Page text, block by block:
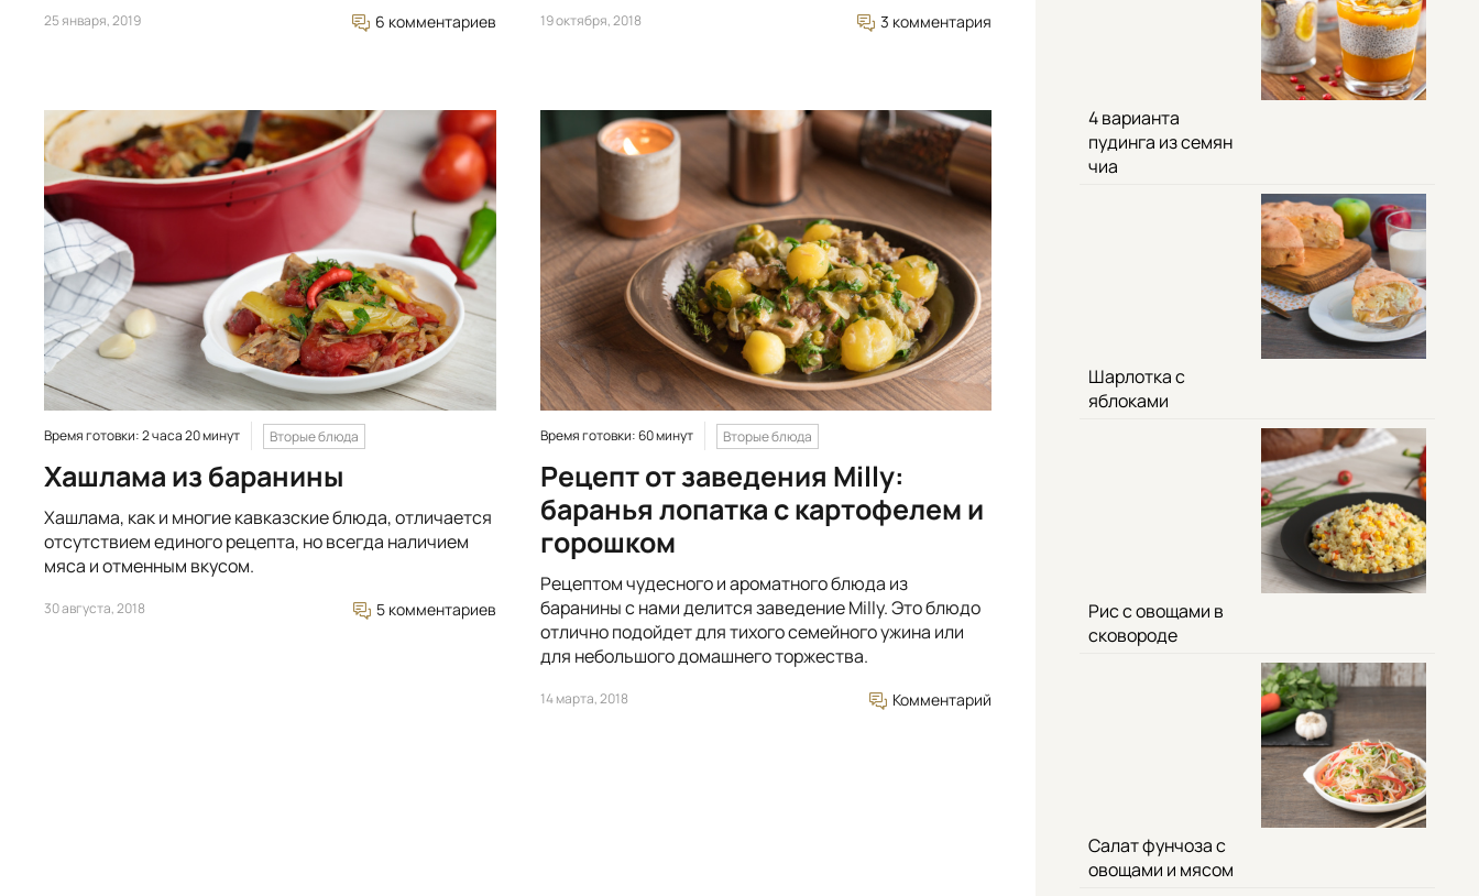
25 января, 2019 6 комментариев 19 октября, 2018 3 комментария
Время готовки: 2 часа 20 минут Вторые блюда
Хашлама из баранины
Хашлама, как и многие кавказские блюда, отличается
отсутствием единого рецепта, но всегда наличием
мяса и отменным вкусом.
30 августа, 2018 5 комментариев
Время готовки: 60 минут Вторые блюда
Рецепт от заведения Milly:
баранья лопатка с картофелем и
горошком
Рецептом чудесного и ароматного блюда из
баранины с нами делится заведение Milly. Это блюдо
отлично подойдет для тихого семейного ужина или
для небольшого домашнего торжества.
14 марта, 2018 Комментарий
4 варианта
пудинга из семян
чиа
Шарлотка с
яблоками
Рис с овощами в
сковороде
Салат фунчоза с
овощами и мясом